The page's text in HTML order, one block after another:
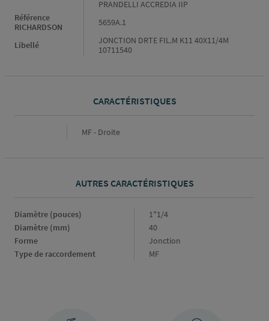
PRANDELLI ACCREDIA IIP
Référence
RICHARDSON
5659A.1
Libellé
JONCTION DRTE FIL.M K11 40X11/4M
10711540
CARACTÉRISTIQUES
MF - Droite
AUTRES CARACTÉRISTIQUES
Diamètre (pouces)
Diamètre
(pouces)
1"1/4
Diamètre (mm)
Diamètre
(mm)
40
Forme
Forme
Jonction
Type de raccordement
Type
MF